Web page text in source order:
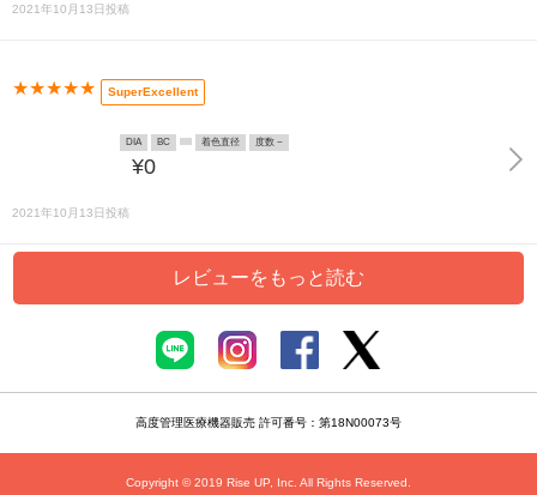
2021年10月13日投稿
★★★★★ SuperExcellent
DIA BC 着色直径 度数 ~
¥0
2021年10月13日投稿
レビューをもっと読む
高度管理医療機器販売 許可番号：第18N00073号
Copyright © 2019 Rise UP, Inc. All Rights Reserved.